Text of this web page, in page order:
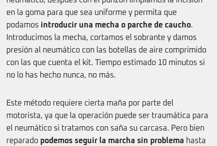
en la goma para que sea uniforme y permita que
podamos introducir una mecha o parche de caucho.
Introducimos la mecha, cortamos el sobrante y damos
presión al neumático con las botellas de aire comprimido
con las que cuenta el kit. Tiempo estimado 10 minutos si
no lo has hecho nunca, no más.
Este método requiere cierta maña por parte del
motorista, ya que la operación puede ser traumática para
el neumático si tratamos con saña su carcasa. Pero bien
reparado podemos seguir la marcha sin problema hasta